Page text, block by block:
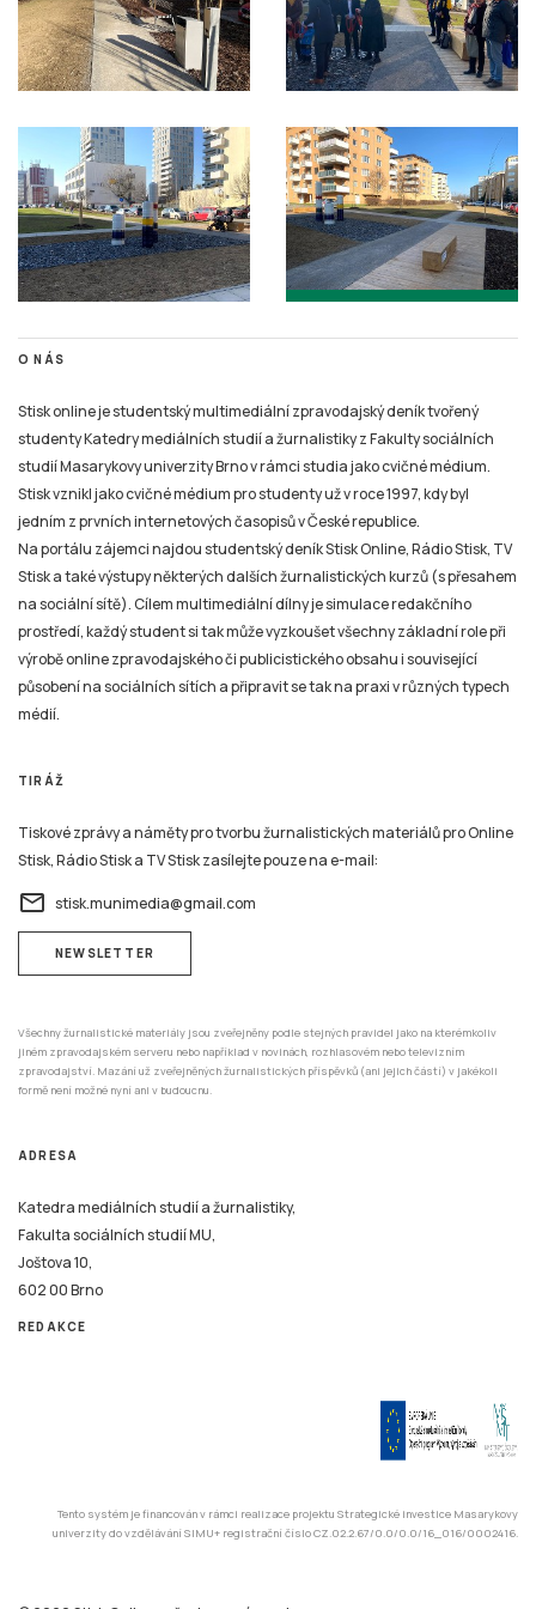
O NÁS
Stisk online je studentský multimediální zpravodajský deník tvořený
studenty Katedry mediálních studií a žurnalistiky z Fakulty sociálních
studií Masarykovy univerzity Brno v rámci studia jako cvičné médium.
Stisk vznikl jako cvičné médium pro studenty už v roce 1997, kdy byl
jedním z prvních internetových časopisů v České republice.
Na portálu zájemci najdou studentský deník Stisk Online, Rádio Stisk, TV
Stisk a také výstupy některých dalších žurnalistických kurzů (s přesahem
na sociální sítě). Cílem multimediální dílny je simulace redakčního
prostředí, každý student si tak může vyzkoušet všechny základní role při
výrobě online zpravodajského či publicistického obsahu i související
působení na sociálních sítích a připravit se tak na praxi v různých typech
médií.
TIRÁŽ
Tiskové zprávy a náměty pro tvorbu žurnalistických materiálů pro Online
Stisk, Rádio Stisk a TV Stisk zasílejte pouze na e-mail:
email stisk.munimedia@gmail.com
NEWSLETTER
Všechny žurnalistické materiály jsou zveřejněny podle stejných pravidel jako na kterémkoliv
jiném zpravodajském serveru nebo například v novinách, rozhlasovém nebo televizním
zpravodajství. Mazání už zveřejněných žurnalistických příspěvků (ani jejich částí) v jakékoli
formě není možné nyní ani v budoucnu.
ADRESA
Katedra mediálních studií a žurnalistiky,
Fakulta sociálních studií MU,
Joštova 10,
602 00 Brno
REDAKCE
Tento systém je financován v rámci realizace projektu Strategické investice Masarykovy
univerzity do vzdělávání SIMU+ registrační číslo CZ.02.2.67/0.0/0.0/16_016/0002416.